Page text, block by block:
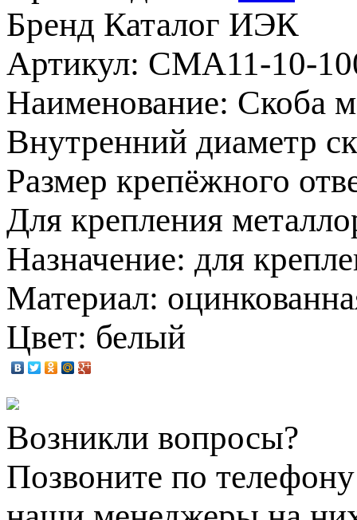
Бренд Каталог ИЭК
Артикул: CMA11-10-
Наименование: Скоба
Внутренний диаметр
Размер крепёжного
Для крепления
Назначение: для
Материал:
Цвет: белый
Возникли вопросы?
Позвоните по